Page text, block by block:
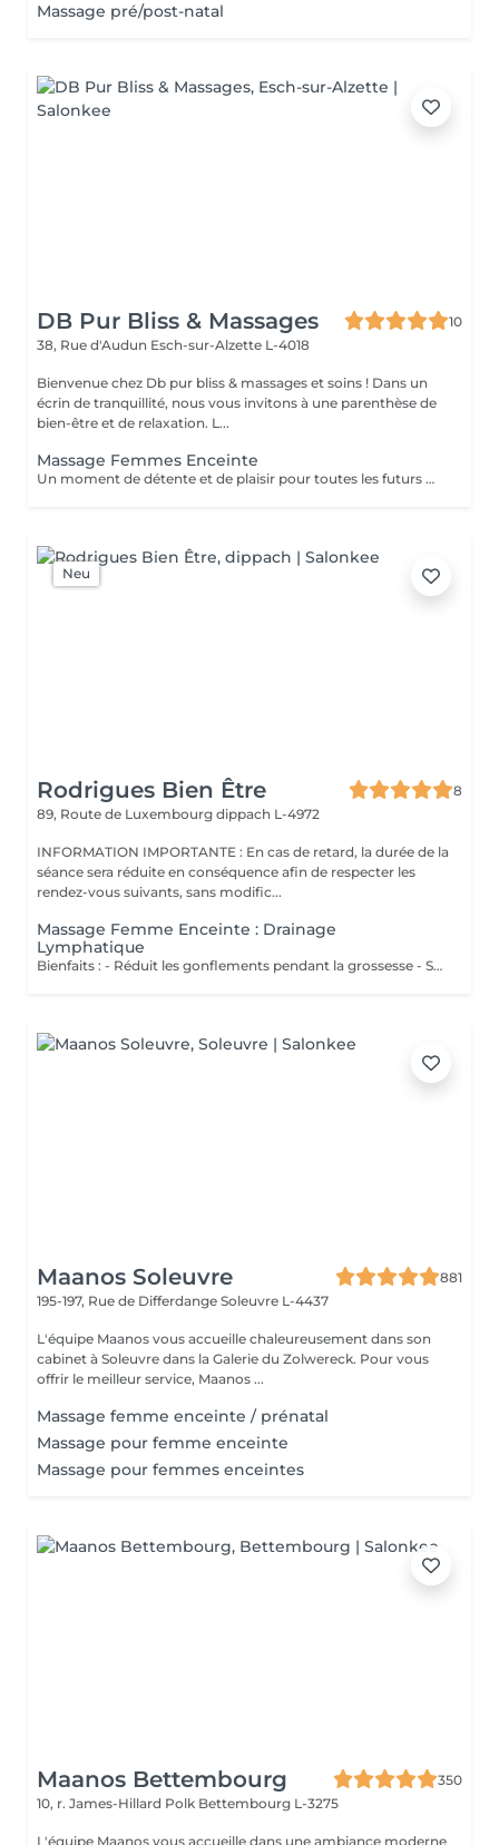
Massage pré/post-natal
DB Pur Bliss & Massages
10
38, Rue d'Audun Esch-sur-Alzette L-4018
Bienvenue chez Db pur bliss & massages et soins ! Dans un
écrin de tranquillité, nous vous invitons à une parenthèse de
bien-être et de relaxation. L...
Massage Femmes Enceinte
Un moment de détente et de plaisir pour toutes les futurs mamans. Ce massage soulage les tensions musculaires et nerveuse due à la grossesse. Il permet aux futurs mamans de s'octroyer un moment de pure détente et d'évasion . Vous repartirez Détendu et légère .
Neu
Rodrigues Bien Être
8
89, Route de Luxembourg dippach L-4972
INFORMATION IMPORTANTE : En cas de retard, la durée de la
séance sera réduite en conséquence afin de respecter les
rendez-vous suivants, sans modific...
Massage Femme Enceinte : Drainage
Lymphatique
Bienfaits : - Réduit les gonflements pendant la grossesse - Soulage les jambes lourdes - Améliore la circulation - Procure confort et légèreté
Maanos Soleuvre
881
195-197, Rue de Differdange Soleuvre L-4437
L'équipe Maanos vous accueille chaleureusement dans son
cabinet à Soleuvre dans la Galerie du Zolwereck. Pour vous
offrir le meilleur service, Maanos ...
Massage femme enceinte / prénatal
Massage pour femme enceinte
Massage pour femmes enceintes
Maanos Bettembourg
350
10, r. James-Hillard Polk Bettembourg L-3275
L'équipe Maanos vous accueille dans une ambiance moderne